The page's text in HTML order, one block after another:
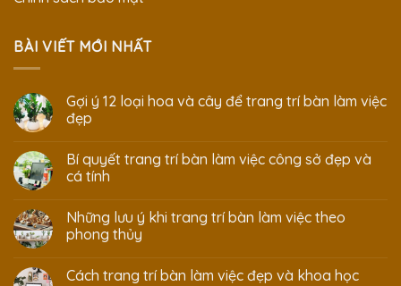
BÀI VIẾT MỚI NHẤT
Gợi ý 12 loại hoa và cây để trang trí bàn làm việc
đẹp
Bí quyết trang trí bàn làm việc công sở đẹp và
cá tính
Những lưu ý khi trang trí bàn làm việc theo
phong thủy
Cách trang trí bàn làm việc đẹp và khoa học